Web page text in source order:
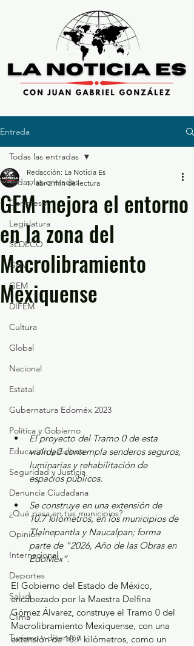
Entrada
Todas las entradas
Congreso
Legislatura
SEDECO
GEM
GEM
DIFEM
Cultura
Global
Nacional
Estatal
Gubernatura Edoméx 2023
Política y Gobierno
Educación y Cultura
Seguridad y Justicia
Denuncia Ciudadana
¿Qué pasa en tus municipios?
Opinión
Internacional
Deportes
Salud
Clima
Turismo y diversión
Todas las entradas
GEM mejora el entorno
en la zona del
Macrolibramiento
Mexiquense
Redacción: La Noticia Es
17 abr 2 min de lectura
El proyecto del Tramo 0 de esta
vialidad contempla senderos seguros,
luminarias y rehabilitación de
espacios públicos.
Se construye en una extensión de
10.7 kilómetros, en los municipios de
Tlalnepantla y Naucalpan; forma
parte de “2026, Año de las Obras en
EdoMéx”.
El Gobierno del Estado de México,
encabezado por la Maestra Delfina
Gómez Álvarez, construye el Tramo 0 del
Macrolibramiento Mexiquense, con una
extensión de 10.7 kilómetros, como un